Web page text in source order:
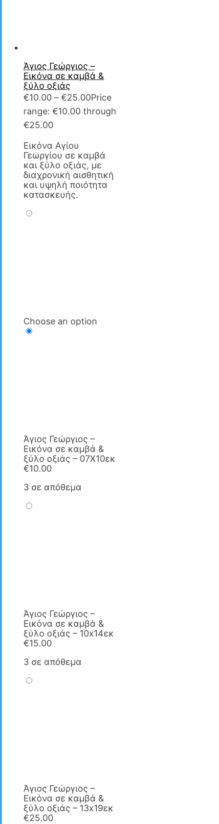
Άγιος Γεώργιος –
Εικόνα σε καμβά &
ξύλο οξιάς
€10.00 – €25.00Price
range: €10.00 through
€25.00
Εικόνα Αγίου
Γεωργίου σε καμβά
και ξύλο οξιάς, με
διαχρονική αισθητική
και υψηλή ποιότητα
κατασκευής.
Choose an option
Άγιος Γεώργιος –
Εικόνα σε καμβά &
ξύλο οξιάς – 07X10εκ
€10.00
3 σε απόθεμα
Άγιος Γεώργιος –
Εικόνα σε καμβά &
ξύλο οξιάς – 10x14εκ
€15.00
3 σε απόθεμα
Άγιος Γεώργιος –
Εικόνα σε καμβά &
ξύλο οξιάς – 13x19εκ
€25.00